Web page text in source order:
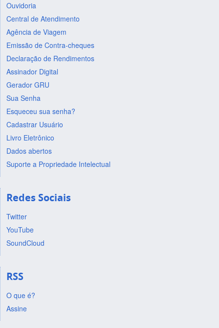
Ouvidoria
Central de Atendimento
Agência de Viagem
Emissão de Contra-cheques
Declaração de Rendimentos
Assinador Digital
Gerador GRU
Sua Senha
Esqueceu sua senha?
Cadastrar Usuário
Livro Eletrônico
Dados abertos
Suporte a Propriedade Intelectual
Redes Sociais
Twitter
YouTube
SoundCloud
RSS
O que é?
Assine